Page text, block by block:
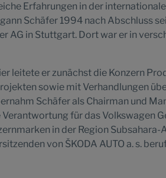
Erfahrungen in der
Schäfer 1994 nach Abschluss
AG in Stuttgart. Dort war er in
leitete er zunächst die Konzern
sowie mit Verhandlungen
Schäfer als Chairman und
für das Volkswagen
in der Region Subsahara-
von ŠKODA AUTO a. s.